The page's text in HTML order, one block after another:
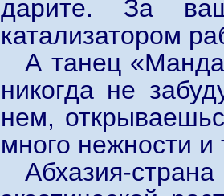
дарите. За
катализатором
А танец
никогда не
нем,
много нежности и
Абхазия-